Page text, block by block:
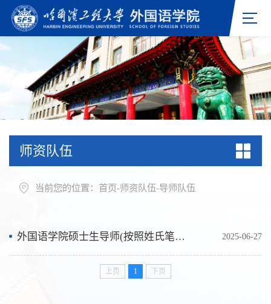
师资队伍
当前您的位置： 首页-师资队伍-导师队伍
外国语学院硕士生导师(按照姓氏笔画排序） 2025-06-27
上页 1 下页